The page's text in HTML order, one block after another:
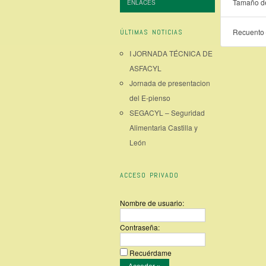
ENLACES
ÚLTIMAS NOTICIAS
I JORNADA TÉCNICA DE
ASFACYL
Jornada de presentacion
del E-pienso
SEGACYL – Seguridad
Alimentaria Castilla y
León
ACCESO PRIVADO
Nombre de usuario:
Contraseña:
Recuérdame
Tamaño